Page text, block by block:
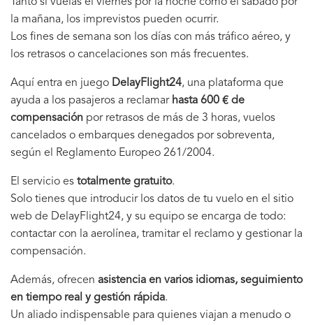
la mañana, los imprevistos pueden ocurrir.
Los fines de semana son los días con más tráfico aéreo, y
los retrasos o cancelaciones son más frecuentes.
Aquí entra en juego DelayFlight24, una plataforma que
ayuda a los pasajeros a reclamar hasta 600 € de
compensación por retrasos de más de 3 horas, vuelos
cancelados o embarques denegados por sobreventa,
según el Reglamento Europeo 261/2004.
El servicio es totalmente gratuito.
Solo tienes que introducir los datos de tu vuelo en el sitio
web de DelayFlight24, y su equipo se encarga de todo:
contactar con la aerolínea, tramitar el reclamo y gestionar la
compensación.
Además, ofrecen asistencia en varios idiomas, seguimiento
en tiempo real y gestión rápida.
Un aliado indispensable para quienes viajan a menudo o